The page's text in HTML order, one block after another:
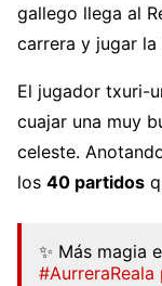
gallego llega al
carrera y jugar la
El jugador txuri-
cuajar una muy
celeste.
los 40 partidos
✨ Más magia
#AurreraReala